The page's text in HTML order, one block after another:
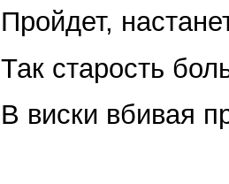
Пройдет,
Так старость
В виски вбивая